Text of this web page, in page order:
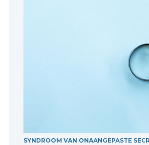
SYNDROOM VAN ONAANGEPASTE